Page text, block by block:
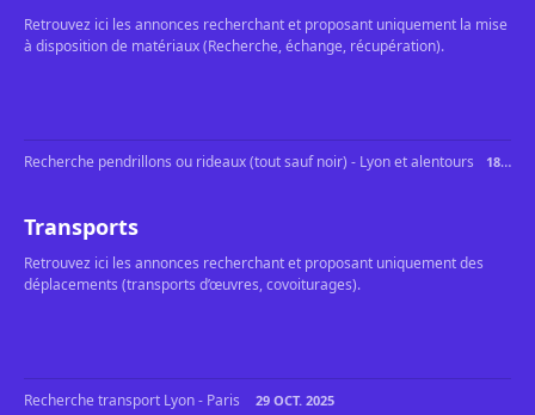
Retrouvez ici les annonces recherchant et proposant uniquement la mise
à disposition de matériaux (Recherche, échange, récupération).
Recherche pendrillons ou rideaux (tout sauf noir) - Lyon et alentours 18 AVR. 2025
Transports
Retrouvez ici les annonces recherchant et proposant uniquement des
déplacements (transports d’œuvres, covoiturages).
Recherche transport Lyon - Paris 29 OCT. 2025